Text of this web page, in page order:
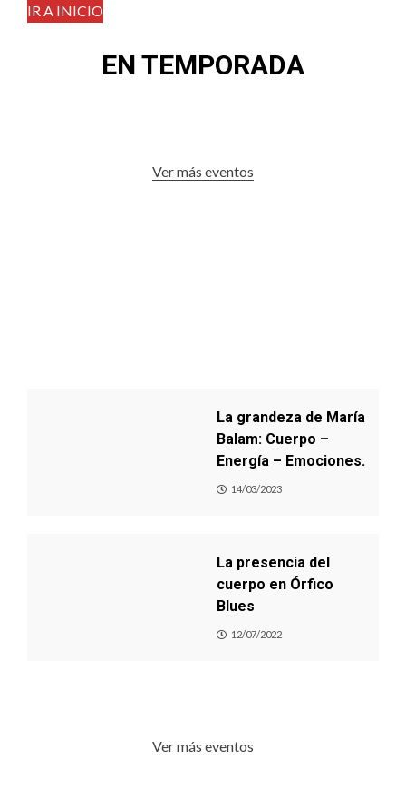
IR A INICIO
EN TEMPORADA
Ver más eventos
La grandeza de María
Balam: Cuerpo –
Energía – Emociones.
14/03/2023
La presencia del
cuerpo en Órfico
Blues
12/07/2022
Ver más eventos